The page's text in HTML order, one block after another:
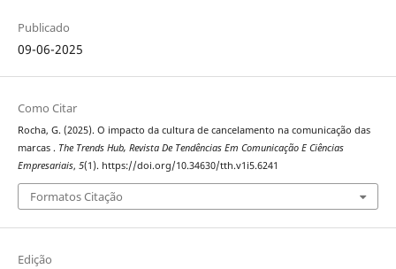
Publicado
09-06-2025
Como Citar
Rocha, G. (2025). O impacto da cultura de cancelamento na comunicação das
marcas . The Trends Hub, Revista De Tendências Em Comunicação E Ciências
Empresariais, 5(1). https://doi.org/10.34630/tth.v1i5.6241
Formatos Citação
Edição